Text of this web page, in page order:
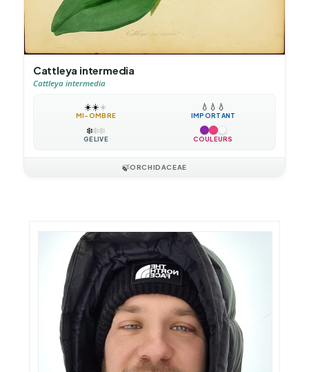
Cattleya intermedia
Cattleya intermedia
☀️☀️☀️
MI-OMBRE
💧 💧 💧
IMPORTANT
❄️❄️❄️
GÉLIVE COULEURS
🍃ORCHIDACEAE